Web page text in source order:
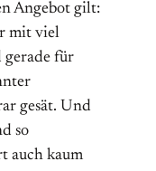
Angebot gilt:
mit viel
gerade für
gesät. Und
so
auch kaum